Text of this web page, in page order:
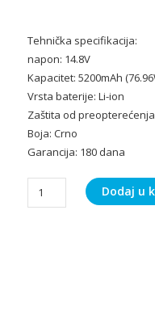
Tehnička specifikacija:
napon: 14.8V
Kapacitet: 5200mAh
Vrsta baterije: Li-ion
Zaštita od
Boja: Crno
Garancija: 180 dana
Baterija
za
Dodaj u